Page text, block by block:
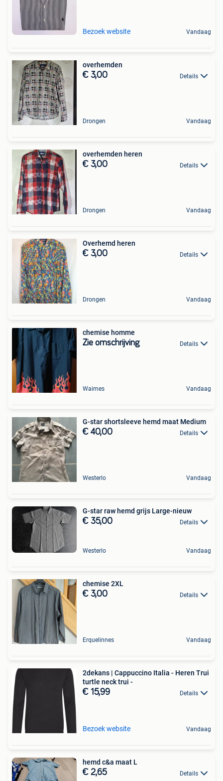
Bezoek website Vandaag
overhemden
€ 3,00 Details
Drongen Vandaag
overhemden heren
€ 3,00 Details
Drongen Vandaag
Overhemd heren
€ 3,00 Details
Drongen Vandaag
chemise homme
Zie omschrijving Details
Waimes Vandaag
G-star shortsleeve hemd maat Medium
€ 40,00 Details
Westerlo Vandaag
G-star raw hemd grijs Large-nieuw
€ 35,00 Details
Westerlo Vandaag
chemise 2XL
€ 3,00 Details
Erquelinnes Vandaag
2dekans | Cappuccino Italia - Heren Trui
turtle neck trui -
€ 15,99 Details
Bezoek website Vandaag
hemd c&a maat L
€ 2,65 Details